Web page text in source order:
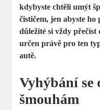
kdybyste chtěli umýt
čističem, jen abyste ho
důležité si vždy
určen právě pro ten
autě.
Vyhýbání se
šmouhám